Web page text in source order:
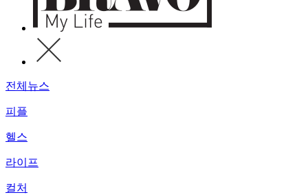
전체뉴스
피플
헬스
라이프
컬처